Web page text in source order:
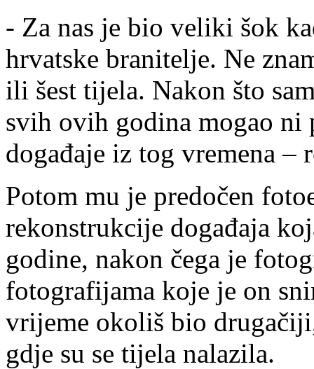
- Za nas je bio veliki šok
hrvatske branitelje. Ne
ili šest tijela. Nakon što
svih ovih godina mogao
događaje iz tog vremena –
Potom mu je predočen
rekonstrukcije događaja
godine, nakon čega je
fotografijama koje je on
vrijeme okoliš bio
gdje su se tijela nalazila.